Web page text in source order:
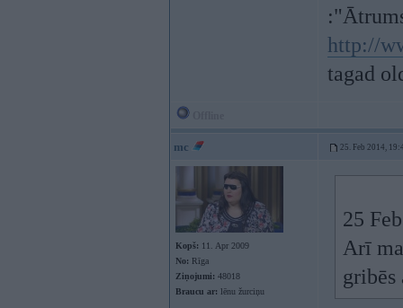
http://
tagad
mc 25. Feb 2014,
Kopš: 11. Apr 2009
No: Rīga
Ziņojumi: 48018
Braucu ar: lēnu žurciņu
25
Arī
gribēs